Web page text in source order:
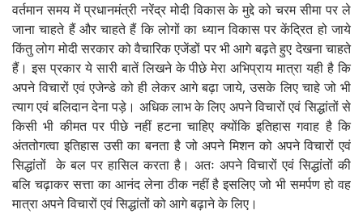
वर्तमान समय में प्रधानमंत्री नरेंद्र मोदी विकास के मुद्दे को चरम सीमा पर ले
जाना चाहते हैं और चाहते हैं कि लोगों का ध्यान विकास पर केंद्रित हो जाये
किंतु लोग मोदी सरकार को वैचारिक एजेंडों पर भी आगे बढ़ते हुए देखना चाहते
हैं। इस प्रकार ये सारी बातें लिखने के पीछे मेरा अभिप्राय मात्रा यही है कि
अपने विचारों एवं एजेन्डे को ही लेकर आगे बढ़ा जाये, उसके लिए चाहे जो भी
त्याग एवं बलिदान देना पड़े। अधिक लाभ के लिए अपने विचारों एवं सिद्धांतों से
किसी भी कीमत पर पीछे नहीं हटना चाहिए क्योंकि इतिहास गवाह है कि
अंततोगत्वा इतिहास उसी का बनता है जो अपने मिशन को अपने विचारों एवं
सिद्धांतों के बल पर हासिल करता है। अतः अपने विचारों एवं सिद्धांतों की
बलि चढ़ाकर सत्ता का आनंद लेना ठीक नहीं है इसलिए जो भी समर्पण हो वह
मात्रा अपने विचारों एवं सिद्धांतों को आगे बढ़ाने के लिए।